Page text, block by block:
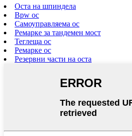
Оста на шпиндела
Bpw ос
Самоуправляема ос
Ремарке за тандемен мост
Теглеща ос
Ремарке ос
Резервни части на оста